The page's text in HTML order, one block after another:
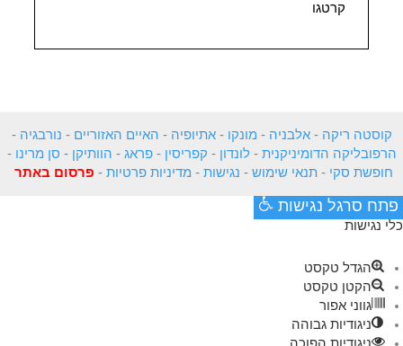
קרטגו
קוסטה ריקה -אלבניה - מונקו -אתיופיה - האיים האזוריים - נורבגיה -
הרפובליקה הדומיניקנית -לונדון - קפריסין -פראג - הוותיקן - סן מרינו -
חופשת סקי -תנאי שימוש - נגישות - מדיניות פרטיות - פרסום באתר
פתח סרגל נגישות
כלי נגישות
הגדל טקסט
הקטן טקסט
גווני אפור
ניגודיות גבוהה
ניגודיות הפוכה